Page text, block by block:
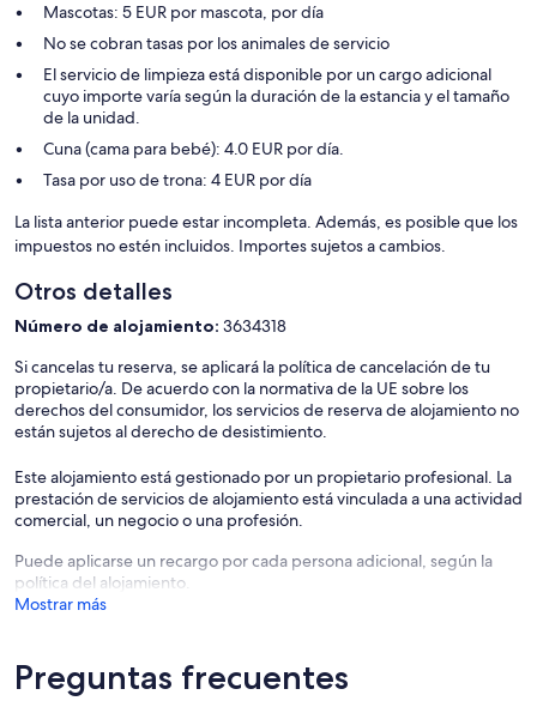
Mascotas: 5 EUR por mascota, por día
No se cobran tasas por los animales de servicio
El servicio de limpieza está disponible por un cargo adicional
cuyo importe varía según la duración de la estancia y el tamaño
de la unidad.
Cuna (cama para bebé): 4.0 EUR por día.
Tasa por uso de trona: 4 EUR por día
La lista anterior puede estar incompleta. Además, es posible que los
impuestos no estén incluidos. Importes sujetos a cambios.
Otros detalles
Número de alojamiento: 3634318
Si cancelas tu reserva, se aplicará la política de cancelación de tu
propietario/a. De acuerdo con la normativa de la UE sobre los
derechos del consumidor, los servicios de reserva de alojamiento no
están sujetos al derecho de desistimiento.
Este alojamiento está gestionado por un propietario profesional. La
prestación de servicios de alojamiento está vinculada a una actividad
comercial, un negocio o una profesión.
Puede aplicarse un recargo por cada persona adicional, según la
política del alojamiento.
Mostrar más
Preguntas frecuentes